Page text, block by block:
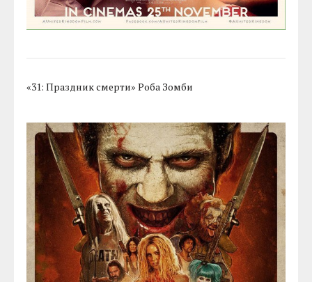
«31: Праздник смерти» Роба Зомби